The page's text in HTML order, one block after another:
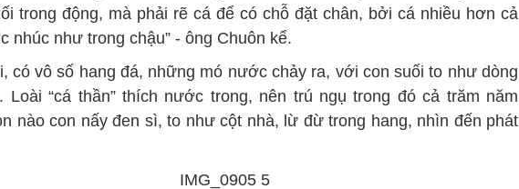
trong động, mà phải rẽ cá để có chỗ đặt chân, bởi cá nhiều hơn cả
nhúc như trong chậu” - ông Chuôn kể.
có vô số hang đá, những mó nước chảy ra, với con suối to như dòng
Loài “cá thần” thích nước trong, nên trú ngụ trong đó cả trăm năm
nào con nấy đen sì, to như cột nhà, lừ đừ trong hang, nhìn đến phát